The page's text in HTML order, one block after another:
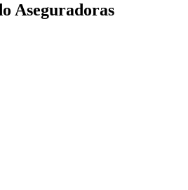
Aseguradoras